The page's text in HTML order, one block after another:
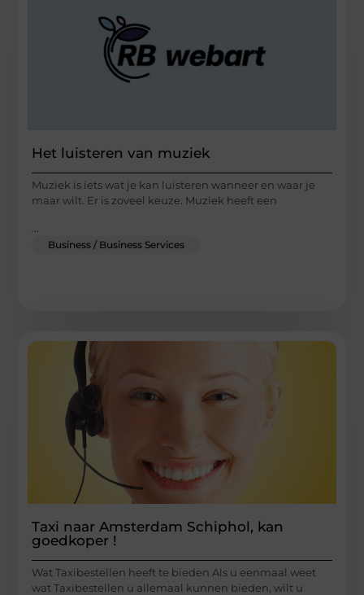
Het luisteren van muziek
Muziek is iets wat je kan luisteren wanneer en waar je
maar wilt. Er is zoveel keuze. Muziek heeft een
Business / Business Services
Taxi naar Amsterdam Schiphol, kan
goedkoper !
Wat Taxibestellen heeft te bieden Als u eenmaal weet
wat Taxibestellen u allemaal kunnen bieden, wilt u